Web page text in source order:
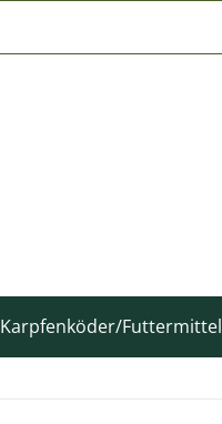
Karpfenköder/Futtermittel